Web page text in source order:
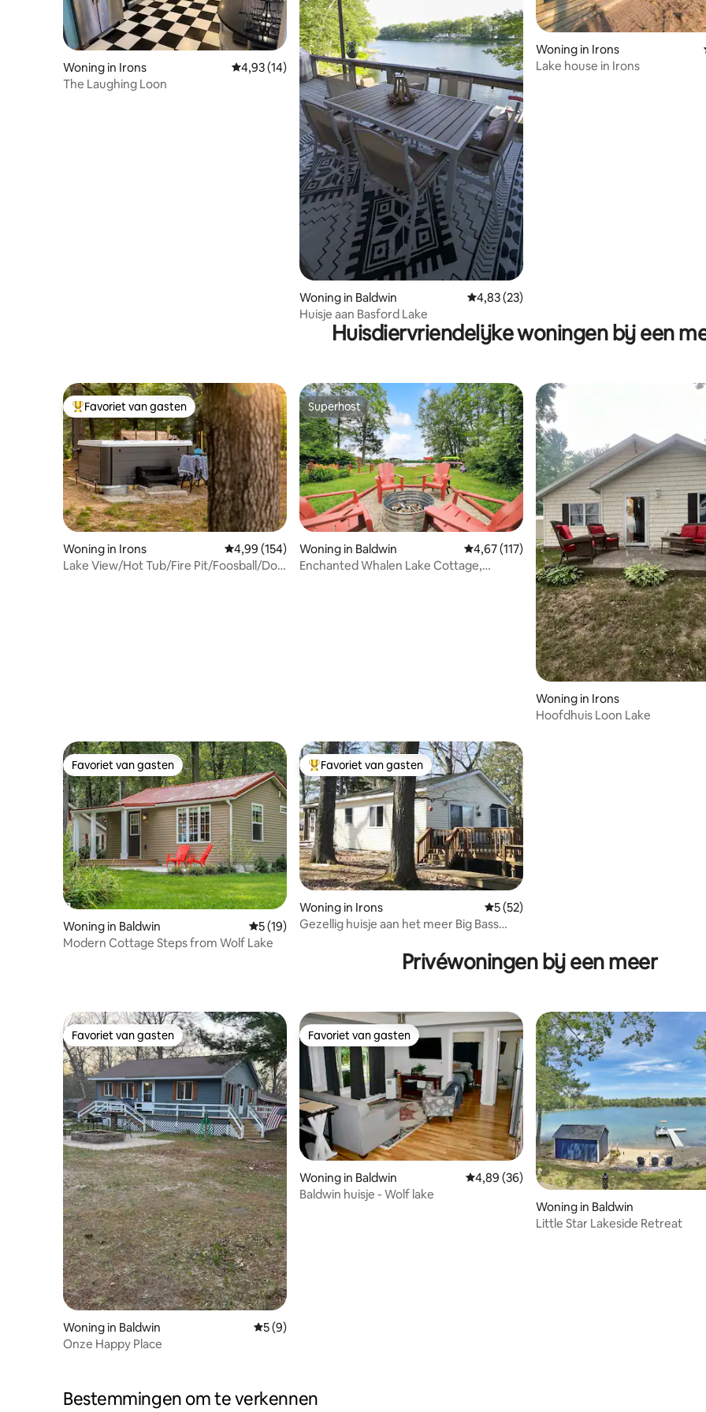
Woning in Irons Gemiddelde beoordeling van 4,93 op 5, 14 recensies
4,93 (14)
The Laughing Loon
Woning in Baldwin Gemiddelde beoordeling van 4,83 op 5, 23
4,83 (23)
Huisje aan Basford Lake
Woning in Irons
Lake house in Irons
Huisdiervriendelijke woningen bij een
Topfavoriet van gasten
Favoriet van gasten
Woning in Irons Gemiddelde beoordeling van 4,99 op 5, 154 recensies
4,99 (154)
Lake View/Hot Tub/Fire Pit/Foosball/Dog
Superhost
Superhost
Woning in Baldwin Gemiddelde beoordeling van 4,67 op 5, 117
4,67 (117)
Enchanted Whalen Lake Cottage,
Woning in Irons
Hoofdhuis Loon Lake
Favoriet van gasten
Favoriet van gasten
Woning in Baldwin Gemiddelde beoordeling van 5 op 5, 19 recensies
5 (19)
Modern Cottage Steps from Wolf Lake
Topfavoriet van gasten
Favoriet van gasten
Woning in Irons Gemiddelde beoordeling van 5 op 5, 52
5 (52)
Gezellig huisje aan het meer Big Bass
Privéwoningen bij een meer
Favoriet van gasten
Favoriet van gasten
Woning in Baldwin Gemiddelde beoordeling van 5 op 5, 9 recensies
5 (9)
Onze Happy Place
Favoriet van gasten
Favoriet van gasten
Woning in Baldwin Gemiddelde beoordeling van 4,89 op 5, 36
4,89 (36)
Baldwin huisje - Wolf lake
Woning in Baldwin
Little Star Lakeside Retreat
Bestemmingen om te verkennen